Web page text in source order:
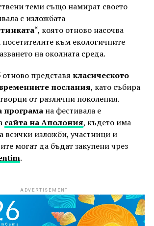
теми също намират своето
с изложбата
“, която отново насочва
към екологичните
на околната среда.
отново представя класическото
послания, като събира
от различни поколения.
на фестивала е
сайта на Аполония, където има
всички изложби, участници и
могат да бъдат закупени чрез
.
ADVERTISEMENT